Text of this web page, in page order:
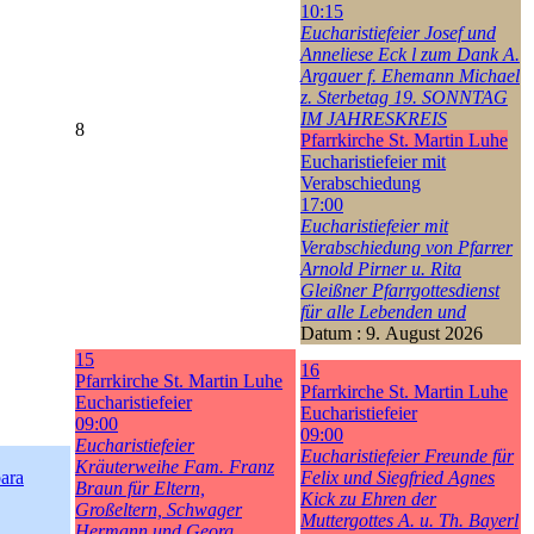
8
10:15
Eucharistiefeier Josef und
Anneliese Eck l zum Dank A.
Argauer f. Ehemann Michael
z. Sterbetag 19. SONNTAG
IM JAHRESKREIS
Pfarrkirche St. Martin Luhe
Eucharistiefeier mit
Verabschiedung
17:00
Eucharistiefeier mit
Verabschiedung von Pfarrer
Arnold Pirner u. Rita
Gleißner Pfarrgottesdienst
für alle Lebenden und
Datum : 9. August 2026
15
Pfarrkirche St. Martin Luhe
Eucharistiefeier
09:00
Eucharistiefeier
Kräuterweihe Fam. Franz
Braun für Eltern,
Großeltern, Schwager
16
Pfarrkirche St. Martin Luhe
Eucharistiefeier
09:00
Eucharistiefeier Freunde für
Felix und Siegfried Agnes
Kick zu Ehren der
Muttergottes A. u. Th. Bayerl